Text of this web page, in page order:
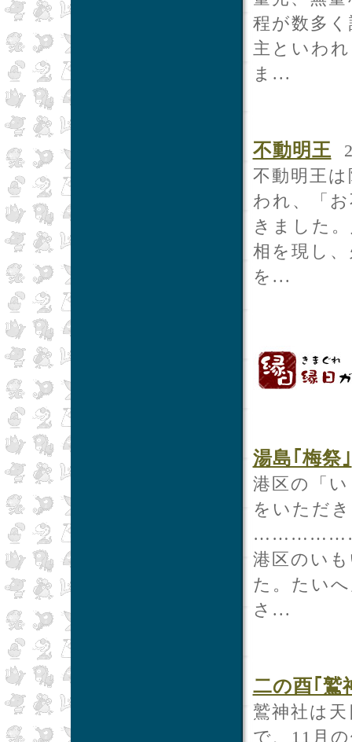
程が数多
主といわ
ま...
不動明王
不動明王
われ、「
きました
相を現し
を...
湯島｢梅祭｣
港区の「
をいただ
港区のい
た。たい
さ...
二の酉｢鷲
鷲神社は
で、11月